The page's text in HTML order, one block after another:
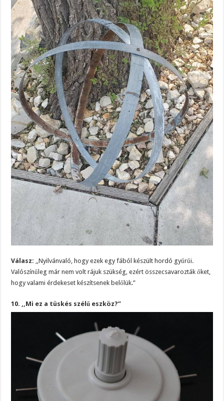
Válasz: ,,Nyilvánvaló, hogy ezek egy fából készült hordó gyűrűi.
Valószínűleg már nem volt rájuk szükség, ezért összecsavarozták őket,
hogy valami érdekeset készítsenek belőlük.”
10. ,,Mi ez a tüskés szélű eszköz?”